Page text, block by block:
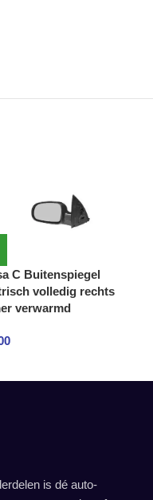
C Buitenspiegel
volledig rechts
verwarmd
is dé auto-